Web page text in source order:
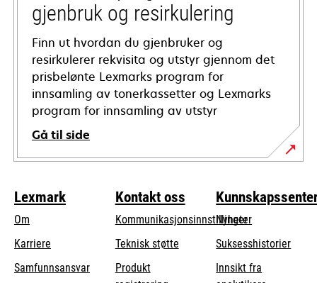
gjenbruk og resirkulering
Finn ut hvordan du gjenbruker og
resirkulerer rekvisita og utstyr gjennom det
prisbelønte Lexmarks program for
innsamling av tonerkassetter og Lexmarks
program for innsamling av utstyr
Gå til side
Lexmark
Om
Karriere
Samfunnsansvaropens
Kontakt oss
Kommunikasjonsinnstillinger
Teknisk støtteopens
Produkt
Nyheter
Suksesshistorier
Innsikt fra